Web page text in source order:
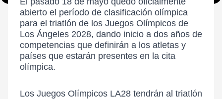
abierto el período de clasificación olímpica
para el triatlón de los Juegos Olímpicos de
Los Ángeles 2028, dando inicio a dos años de
competencias que definirán a los atletas y
países que estarán presentes en la cita
olímpica.
Los Juegos Olímpicos LA28 tendrán al triatlón